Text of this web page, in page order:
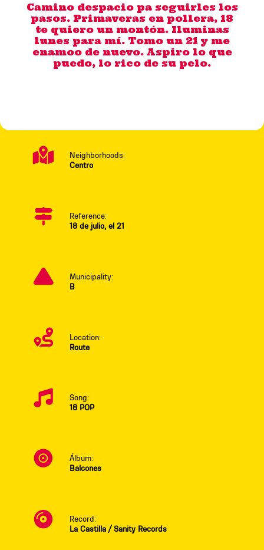
Camino despacio pa seguirles los
pasos. Primaveras en pollera, 18
te quiero un montón. Iluminas
lunes para mí. Tomo un 21 y me
enamoo de nuevo. Aspiro lo que
puedo, lo rico de su pelo.
Neighborhoods:
Centro
Reference:
18 de julio, el 21
Municipality:
B
Location:
Route
Song:
18 POP
Álbum:
Balcones
Record:
La Castilla / Sanity Records